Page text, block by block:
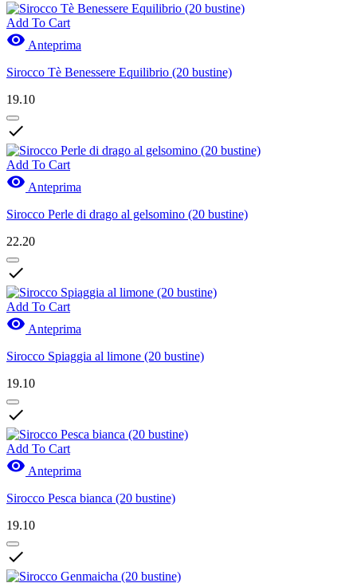
Add To Cart
 Anteprima
Sirocco Tè Benessere Equilibrio (20 bustine)
19.10

Add To Cart
 Anteprima
Sirocco Perle di drago al gelsomino (20 bustine)
22.20

Add To Cart
 Anteprima
Sirocco Spiaggia al limone (20 bustine)
19.10

Add To Cart
 Anteprima
Sirocco Pesca bianca (20 bustine)
19.10
